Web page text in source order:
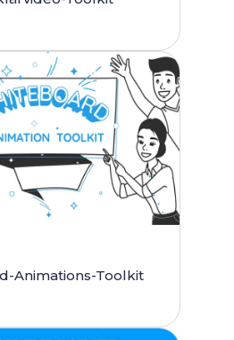
Animations-Toolkit